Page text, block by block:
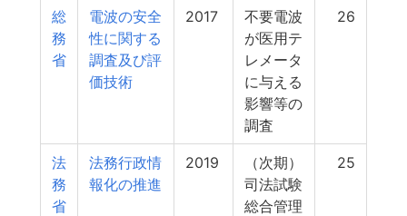
総
務
省
電波の安全
性に関する
調査及び評
価技術
2017
不要電波
が医用テ
レメータ
に与える
影響等の
調査
26
法
務
省
法務行政情
報化の推進
2019
（次期）
司法試験
総合管理
25